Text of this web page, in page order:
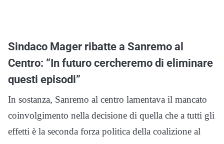
Sindaco Mager ribatte a Sanremo al
Centro: “In futuro cercheremo di eliminare
questi episodi”
In sostanza, Sanremo al centro lamentava il mancato
coinvolgimento nella decisione di quella che a tutti gli
effetti è la seconda forza politica della coalizione al